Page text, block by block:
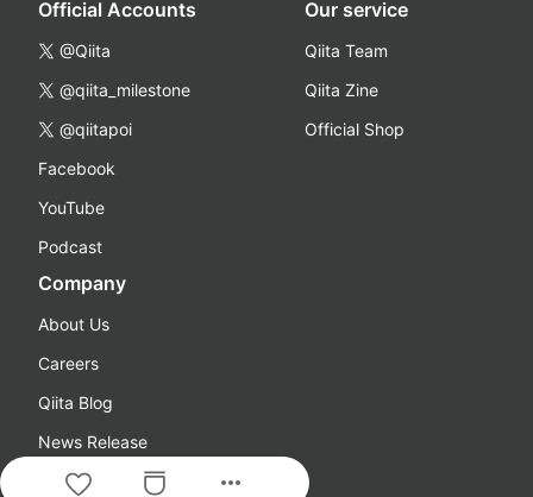
more_horiz
Official Accounts
@Qiita
@qiita_milestone
@qiitapoi
Facebook
YouTube
Podcast
Our service
Qiita Team
Qiita Zine
Official Shop
Company
About Us
Careers
Qiita Blog
News Release